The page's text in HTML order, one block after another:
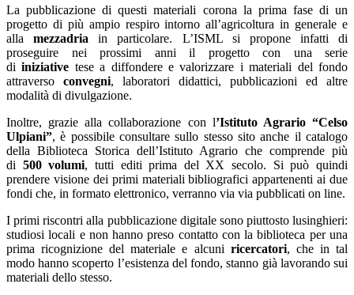
La pubblicazione di questi materiali corona la prima fase di un
progetto di più ampio respiro intorno all’agricoltura in generale e
allamezzadria in particolare. L’ISML si propone infatti di
proseguire nei prossimi anni il progetto con una serie
diiniziative tese a diffondere e valorizzare i materiali del fondo
attraverso convegni, laboratori didattici, pubblicazioni ed altre
modalità di divulgazione.
Inoltre, grazie alla collaborazione con l’Istituto Agrario “Celso
Ulpiani”, è possibile consultare sullo stesso sito anche il catalogo
della Biblioteca Storica dell’Istituto Agrario che comprende più
di 500 volumi, tutti editi prima del XX secolo. Si può quindi
prendere visione dei primi materiali bibliografici appartenenti ai due
fondi che, in formato elettronico, verranno via via pubblicati on line.
I primi riscontri alla pubblicazione digitale sono piuttosto lusinghieri:
studiosi locali e non hanno preso contatto con la biblioteca per una
prima ricognizione del materiale e alcuni ricercatori, che in tal
modo hanno scoperto l’esistenza del fondo, stanno già lavorando sui
materiali dello stesso.